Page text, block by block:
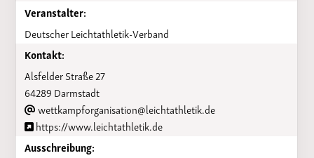
Veranstalter:
Deutscher Leichtathletik-Verband
Kontakt:
Alsfelder Straße 27
64289 Darmstadt
wettkampforganisation@leichtathletik.de
https://www.leichtathletik.de
Ausschreibung: